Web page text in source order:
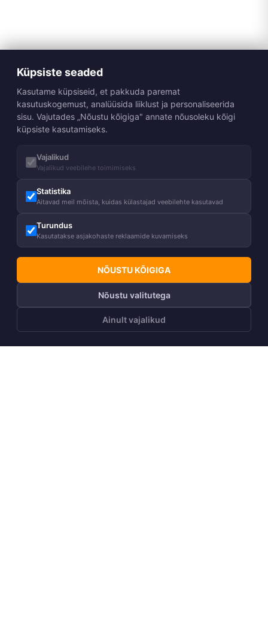
Küpsiste seaded
Kasutame küpsiseid, et pakkuda paremat
kasutuskogemust, analüüsida liiklust ja personaliseerida
sisu. Vajutades „Nõustu kõigiga" annate nõusoleku kõigi
küpsiste kasutamiseks.
Vajalikud
Vajalikud veebilehe toimimiseks
Statistika
Aitavad meil mõista, kuidas külastajad veebilehte kasutavad
Turundus
Kasutatakse asjakohaste reklaamide kuvamiseks
NÕUSTU KÕIGIGA
Nõustu valitutega
Ainult vajalikud